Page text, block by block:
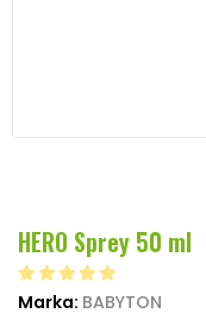
HERO Sprey 50 ml
Marka: BABYTON